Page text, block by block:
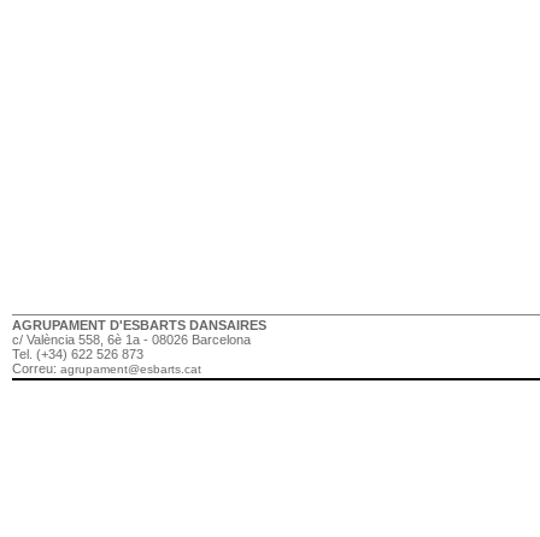
AGRUPAMENT D'ESBARTS DANSAIRES
c/ València 558, 6è 1a - 08026 Barcelona
Tel. (+34) 622 526 873
Correu: agrupament@esbarts.cat